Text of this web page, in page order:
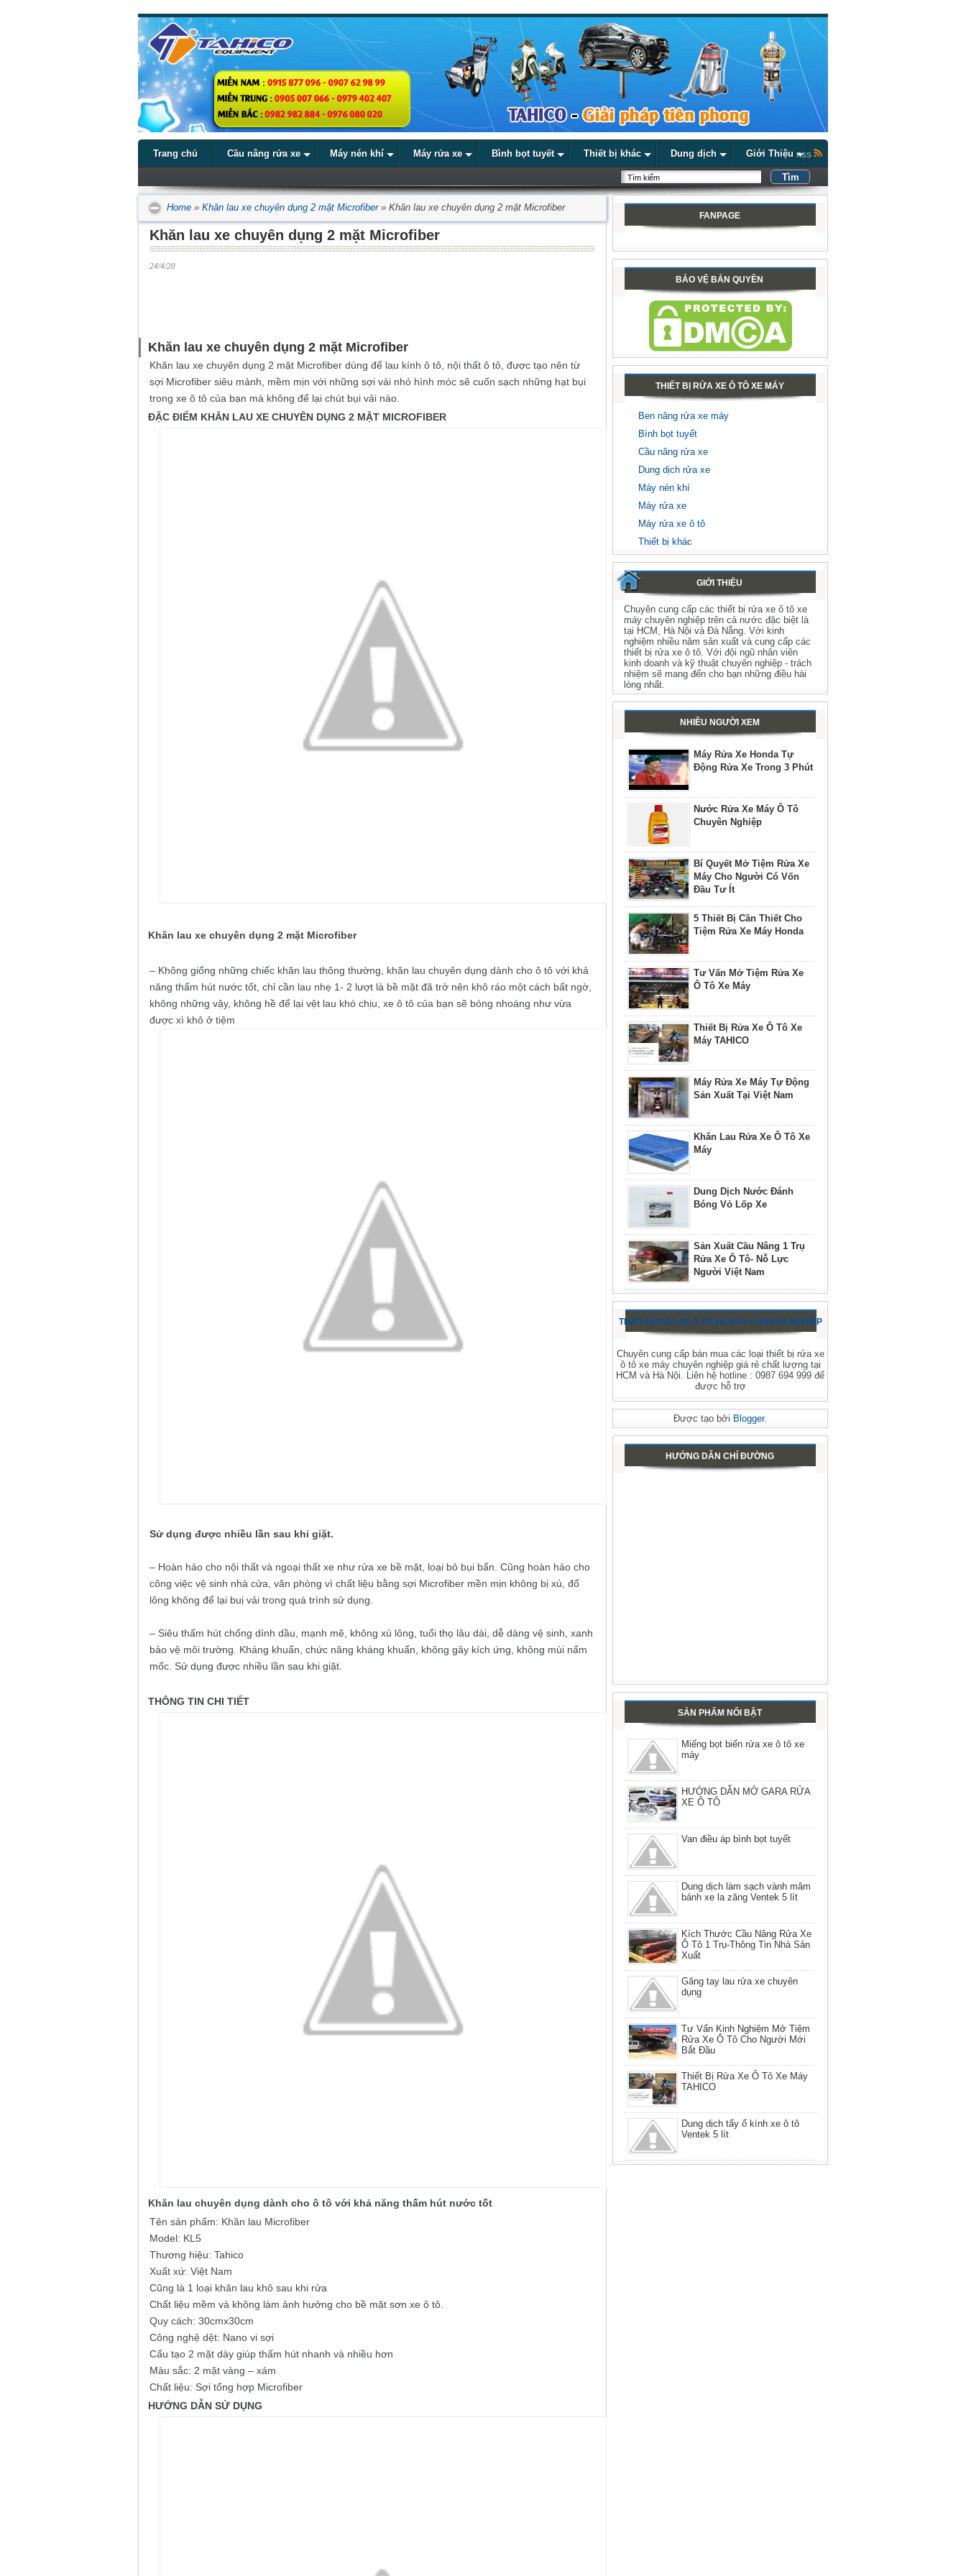
Trang chủ Cầu nâng rửa xe Máy nén khí Máy rửa xe Bình bọt tuyết Thiết bị khác Dung dịch Giới Thiệu RSS
Home » Khăn lau xe chuyên dụng 2 mặt Microfiber» Khăn lau xe chuyên dụng 2 mặt Microfiber
Khăn lau xe chuyên dụng 2 mặt Microfiber
24/4/20
Khăn lau xe chuyên dụng 2 mặt Microfiber
Khăn lau xe chuyên dụng 2 mặt Microfiber dùng để lau kính ô tô, nội thất ô tô, được tạo nên từ
sợi Microfiber siêu mảnh, mềm mịn với những sợi vải nhỏ hình móc sẽ cuốn sạch những hạt bụi
trong xe ô tô của bạn mà không để lại chút bụi vải nào.
ĐẶC ĐIỂM KHĂN LAU XE CHUYÊN DỤNG 2 MẶT MICROFIBER
Khăn lau xe chuyên dụng 2 mặt Microfiber
– Không giống những chiếc khăn lau thông thường, khăn lau chuyên dụng dành cho ô tô với khả
năng thấm hút nước tốt, chỉ cần lau nhẹ 1- 2 lượt là bề mặt đã trở nên khô ráo một cách bất ngờ,
không những vậy, không hề để lại vệt lau khó chịu, xe ô tô của bạn sẽ bóng nhoáng như vừa
được xì khô ở tiệm
Sử dụng được nhiều lần sau khi giặt.
– Hoàn hảo cho nội thất và ngoại thất xe như rửa xe bề mặt, loại bỏ bụi bẩn. Cũng hoàn hảo cho
công việc vệ sinh nhà cửa, văn phòng vì chất liệu bằng sợi Microfiber mền mịn không bị xù, đổ
lông không để lại buị vải trong quá trình sử dụng.
– Siêu thấm hút chống dính dầu, mạnh mẽ, không xù lông, tuổi thọ lâu dài, dễ dàng vệ sinh, xanh
bảo vệ môi trường. Kháng khuẩn, chức năng kháng khuẩn, không gây kích ứng, không mùi nấm
mốc. Sử dụng được nhiều lần sau khi giặt.
THÔNG TIN CHI TIẾT
Khăn lau chuyên dụng dành cho ô tô với khả năng thấm hút nước tốt
Tên sản phẩm: Khăn lau Microfiber
Model: KL5
Thương hiệu: Tahico
Xuất xứ: Việt Nam
Cũng là 1 loại khăn lau khô sau khi rửa
Chất liệu mềm và không làm ảnh hưởng cho bề mặt sơn xe ô tô.
Quy cách: 30cmx30cm
Công nghệ dệt: Nano vi sợi
Cấu tạo 2 mặt dày giúp thấm hút nhanh và nhiều hơn
Màu sắc: 2 mặt vàng – xám
Chất liệu: Sợi tổng hợp Microfiber
HƯỚNG DẪN SỬ DỤNG
FANPAGE
BẢO VỆ BẢN QUYỀN
THIẾT BỊ RỬA XE Ô TÔ XE MÁY
Ben nâng rửa xe máy
Bình bọt tuyết
Cầu nâng rửa xe
Dung dịch rửa xe
Máy nén khí
Máy rửa xe
Máy rửa xe ô tô
Thiết bị khác
GIỚI THIỆU
Chuyên cung cấp các thiết bị rửa xe ô tô xe
máy chuyên nghiệp trên cả nước đặc biệt là
tại HCM, Hà Nội và Đà Nẵng. Với kinh
nghiệm nhiều năm sản xuất và cung cấp các
thiết bị rửa xe ô tô. Với đội ngũ nhân viên
kinh doanh và kỹ thuật chuyên nghiệp - trách
nhiệm sẽ mang đến cho bạn những điều hài
lòng nhất.
NHIỀU NGƯỜI XEM
Máy Rửa Xe Honda Tự
Động Rửa Xe Trong 3 Phút
Nước Rửa Xe Máy Ô Tô
Chuyên Nghiệp
Bí Quyết Mở Tiệm Rửa Xe
Máy Cho Người Có Vốn
Đầu Tư Ít
5 Thiết Bị Cần Thiết Cho
Tiệm Rửa Xe Máy Honda
Tư Vấn Mở Tiệm Rửa Xe
Ô Tô Xe Máy
Thiết Bị Rửa Xe Ô Tô Xe
Máy TAHICO
Máy Rửa Xe Máy Tự Động
Sản Xuất Tại Việt Nam
Khăn Lau Rửa Xe Ô Tô Xe
Máy
Dung Dịch Nước Đánh
Bóng Vỏ Lốp Xe
Sản Xuất Cầu Nâng 1 Trụ
Rửa Xe Ô Tô- Nỗ Lực
Người Việt Nam
THIẾT BỊ RỬA XE Ô TÔ XE MÁY CHUYÊN NGHIỆP
Chuyên cung cấp bán mua các loại thiết bị rửa xe
ô tô xe máy chuyên nghiệp giá rẻ chất lượng tại
HCM và Hà Nội. Liên hệ hotline : 0987 694 999 để
được hỗ trợ
Được tạo bởi Blogger.
HƯỚNG DẪN CHỈ ĐƯỜNG
SẢN PHẨM NỔI BẬT
Miếng bọt biển rửa xe ô tô xe
máy
HƯỚNG DẪN MỞ GARA RỬA
XE Ô TÔ
Van điều áp bình bọt tuyết
Dung dịch làm sạch vành mâm
bánh xe la zăng Ventek 5 lít
Kích Thước Cầu Nâng Rửa Xe
Ô Tô 1 Trụ-Thông Tin Nhà Sản
Xuất
Găng tay lau rửa xe chuyên
dụng
Tư Vấn Kinh Nghiệm Mở Tiệm
Rửa Xe Ô Tô Cho Người Mới
Bắt Đầu
Thiết Bị Rửa Xe Ô Tô Xe Máy
TAHICO
Dung dịch tẩy ố kính xe ô tô
Ventek 5 lít